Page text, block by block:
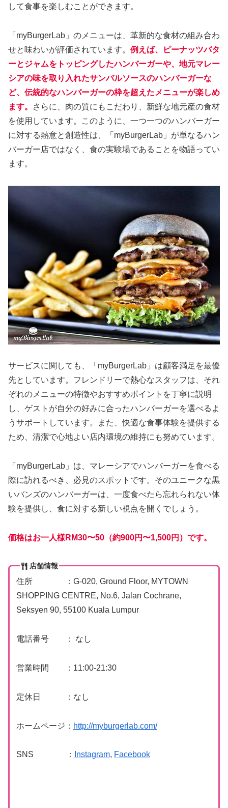
して食事を楽しむことができます。
「myBurgerLab」のメニューは、革新的な食材の組み合わ
せと味わいが評価されています。 例えば、ピーナッツバタ
ーとジャムをトッピングしたハンバーガーや、地元マレー
シアの味を取り入れたサンバルソースのハンバーガーな
ど、伝統的なハンバーガーの枠を超えたメニューが楽しめ
ます。
さらに、肉の質にもこだわり、新鮮な地元産の食材
を使用しています。このように、一つ一つのハンバーガー
に対する熱意と創造性は、「myBurgerLab」が単なるハン
バーガー店ではなく、食の実験場であることを物語ってい
ます。
サービスに関しても、「myBurgerLab」は顧客満足を最優
先としています。フレンドリーで熱心なスタッフは、それ
ぞれのメニューの特徴やおすすめポイントを丁寧に説明
し、ゲストが自分の好みに合ったハンバーガーを選べるよ
うサポートしています。また、快適な食事体験を提供する
ため、清潔で心地よい店内環境の維持にも努めています。
「myBurgerLab」は、マレーシアでハンバーガーを食べる
際に訪れるべき、必見のスポットです。そのユニークな黒
いバンズのハンバーガーは、一度食べたら忘れられない体
験を提供し、食に対する新しい視点を開くでしょう。
価格はお一人様RM30〜50（約900円〜1,500円）です。
店舗情報
住所 ：G-020, Ground Floor, MYTOWN
SHOPPING CENTRE, No.6, Jalan Cochrane,
Seksyen 90, 55100 Kuala Lumpur
電話番号 ： なし
営業時間 ：11:00-21:30
定休日 ：なし
ホームページ： http://myburgerlab.com/
SNS ： Instagram, Facebook